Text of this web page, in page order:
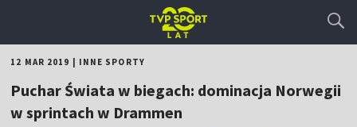
12 MAR 2019 INNE SPORTY
Puchar Świata w biegach: dominacja Norwegii
w sprintach w Drammen